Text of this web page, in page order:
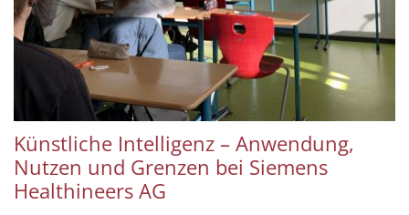
Künstliche Intelligenz – Anwendung,
Nutzen und Grenzen bei Siemens
Healthineers AG